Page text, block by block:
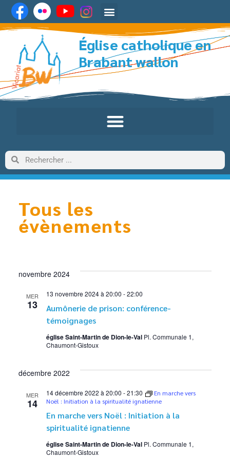
Église catholique en
Brabant wallon
Tous les
évènements
novembre 2024
MER
13
Aumônerie de prison: conférence-
témoignages
13 novembre 2024 à 20:00 -22:00
église Saint-Martin de Dion-le-Val Pl. Communale 1,
Chaumont-Gistoux
décembre 2022
MER
14
En marche vers Noël : Initiation à la
spiritualité ignatienne
14 décembre 2022 à 20:00 -21:30
En marche vers
Noël : Initiation à la spiritualité ignatienne
église Saint-Martin de Dion-le-Val Pl. Communale 1,
Chaumont-Gistoux